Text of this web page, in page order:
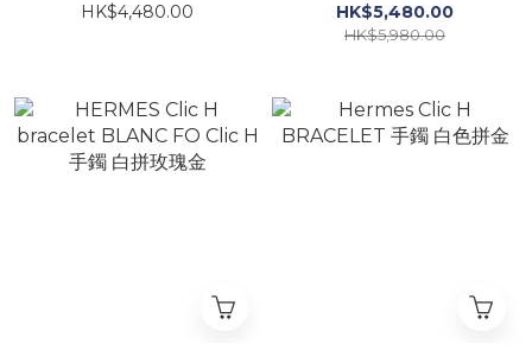
HK$4,480.00
HK$5,480.00
HK$5,980.00